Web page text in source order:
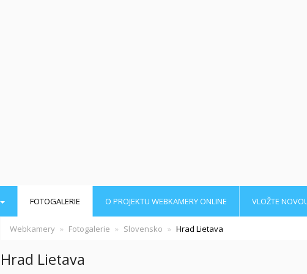
FOTOGALERIE O PROJEKTU WEBKAMERY ONLINE VLOŽTE
Webkamery Fotogalerie Slovensko Hrad Lietava
Hrad Lietava